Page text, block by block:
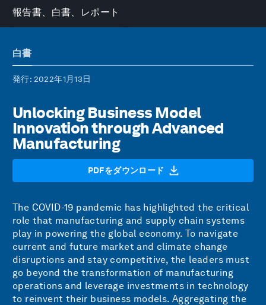
報告書、白書、レポート
白書
発行: 2022年1月13日
Unlocking Business Model
Innovation through Advanced
Manufacturing
PDFをダウンロード
The COVID-19 pandemic has highlighted the critical
role that manufacturing and supply chain systems
play in powering the global economy. To navigate
current and future market and climate change
disruptions and stay competitive, the leaders must
go beyond the transformation of manufacturing
operations and leverage investments in technology
to reinvent their business models. Aggregating the